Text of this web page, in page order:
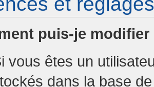
puis-je modifier
vous êtes un
dans la base